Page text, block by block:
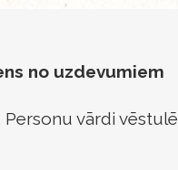
no uzdevumiem
vārdi vēstulē